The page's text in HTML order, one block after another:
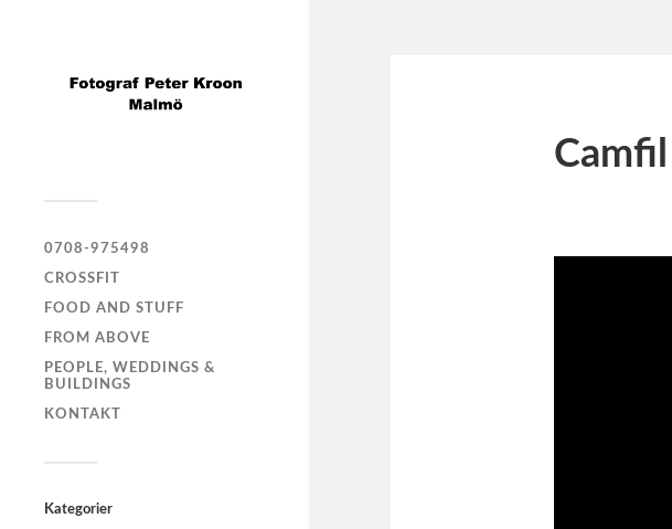
0708-975498
CROSSFIT
FOOD AND STUFF
FROM ABOVE
PEOPLE, WEDDINGS &
BUILDINGS
KONTAKT
Kategorier
Camfil